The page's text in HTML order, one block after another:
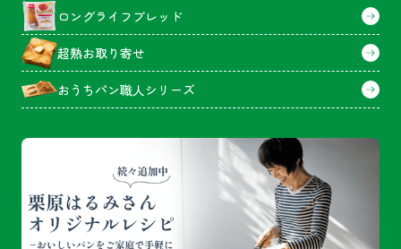
ロングライフブレッド
超熟お取り寄せ
おうちパン職人シリーズ